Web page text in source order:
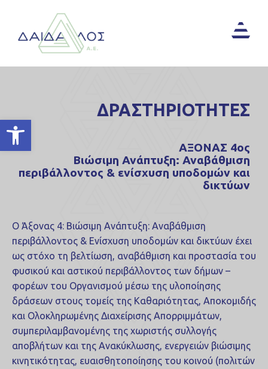
Ανοίξτε τη γραμμή εργαλείων
ΔΡΑΣΤΗΡΙΟΤΗΤΕΣ
Ο Άξονας 4: Βιώσιμη Ανάπτυξη: Αναβάθμιση
περιβάλλοντος & Ενίσχυση υποδομών και δικτύων έχει
ως στόχο τη βελτίωση, αναβάθμιση και προστασία του
φυσικού και αστικού περιβάλλοντος των δήμων –
φορέων του Οργανισμού μέσω της υλοποίησης
δράσεων στους τομείς της Καθαριότητας, Αποκομιδής
και Ολοκληρωμένης Διαχείρισης Απορριμμάτων,
συμπεριλαμβανομένης της χωριστής συλλογής
αποβλήτων και της Ανακύκλωσης, ενεργειών βιώσιμης
κινητικότητας, ευαισθητοποίησης του κοινού (πολιτών
ΑΞΟΝΑΣ 4ος
Βιώσιμη Ανάπτυξη: Αναβάθμιση
περιβάλλοντος & ενίσχυση υποδομών και
δικτύων